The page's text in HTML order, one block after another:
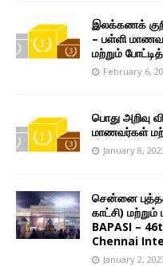
இலக்கணக்
– பள்ளி
மற்றும்
February 6,
பொது அறிவு
மாணவர்கள்
January 8,
சென்னை
காட்சி)
BAPASI –
Chennai
January 2,